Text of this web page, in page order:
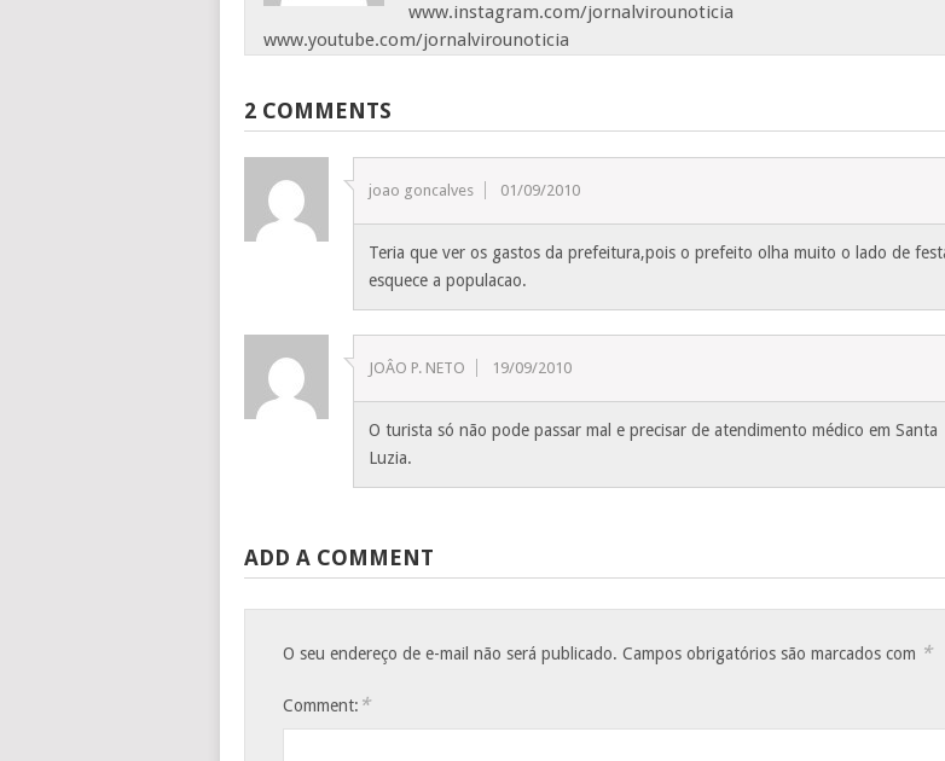
www.instagram.com/jornalvirounoticia
www.youtube.com/jornalvirounoticia
2 COMMENTS
joao goncalves 01/09/2010
Teria que ver os gastos da prefeitura,pois o prefeito olha muito o lado de
esquece a populacao.
JOÂO P. NETO 19/09/2010
O turista só não pode passar mal e precisar de atendimento médico em Santa
Luzia.
ADD A COMMENT
O seu endereço de e-mail não será publicado. Campos obrigatórios são marcados com *
Comment: *